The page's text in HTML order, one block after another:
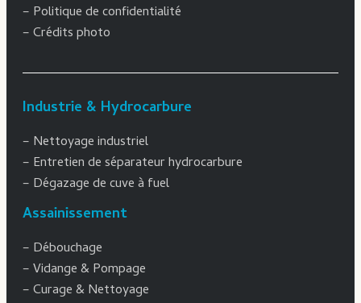
– Politique de confidentialité
–Crédits photo
Industrie & Hydrocarbure
– Nettoyage industriel
– Entretien de séparateur hydrocarbure
– Dégazage de cuve à fuel
Assainissement
– Débouchage
–Vidange & Pompage
–Curage & Nettoyage